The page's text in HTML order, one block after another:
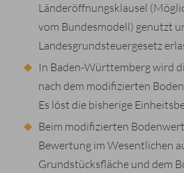
Länderöffnungsklausel
vom Bundesmodell) genutzt
Landesgrundsteuergesetz
In Baden-Württemberg wird
nach dem modifizierten
Es löst die bisherige
Beim modifizierten
Bewertung im Wesentlichen
Grundstücksfläche und dem